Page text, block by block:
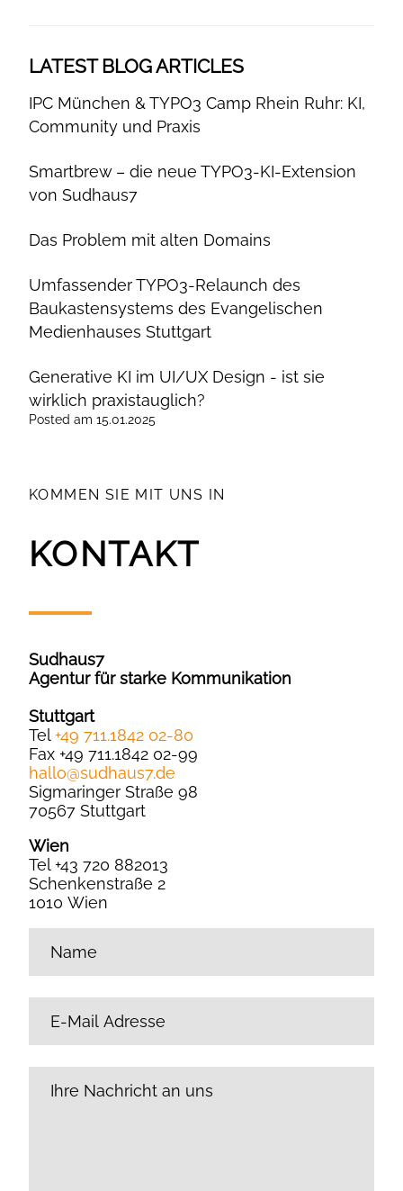
LATEST BLOG ARTICLES
IPC München & TYPO3 Camp Rhein Ruhr: KI,
Community und Praxis
Smartbrew – die neue TYPO3-KI-Extension
von Sudhaus7
Das Problem mit alten Domains
Umfassender TYPO3-Relaunch des
Baukastensystems des Evangelischen
Medienhauses Stuttgart
Generative KI im UI/UX Design - ist sie
wirklich praxistauglich?
Posted am 15.01.2025
KOMMEN SIE MIT UNS IN
KONTAKT
Sudhaus7
Agentur für starke Kommunikation
Stuttgart
Tel +49 711.1842 02-80
Fax +49 711.1842 02-99
hallo@sudhaus7.de
Sigmaringer Straße 98
70567 Stuttgart
Wien
Tel +43 720 882013
Schenkenstraße 2
1010 Wien